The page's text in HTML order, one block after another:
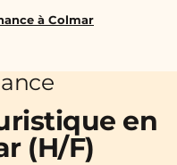
à Colmar
en
(H/F)